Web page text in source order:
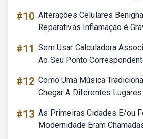
#10 Alterações Celulares
Reparativas Inflamação é
#11 Sem Usar Calculadora
Ao Seu Ponto
#12 Como Uma Música
Chegar A Diferentes Lugares
#13 As Primeiras Cidades E/ou
Modernidade Eram